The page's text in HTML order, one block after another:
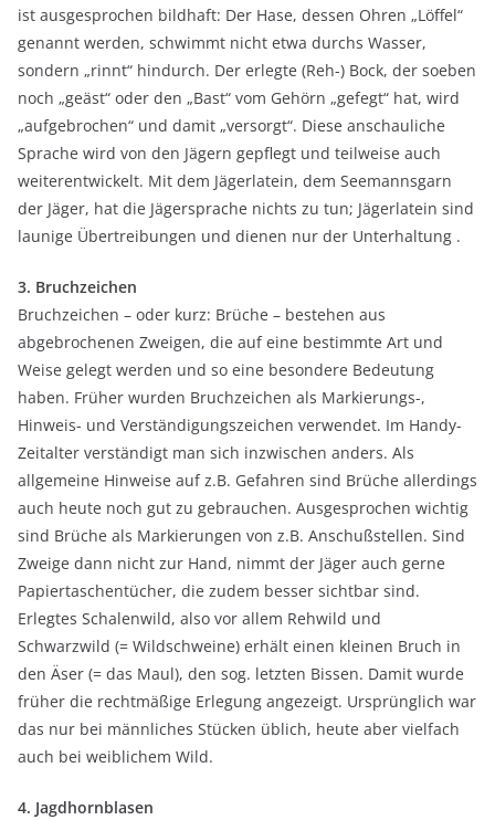
ist ausgesprochen bildhaft: Der Hase, dessen Ohren „Löffel“
genannt werden, schwimmt nicht etwa durchs Wasser,
sondern „rinnt“ hindurch. Der erlegte (Reh-) Bock, der soeben
noch „geäst“ oder den „Bast“ vom Gehörn „gefegt“ hat, wird
„aufgebrochen“ und damit „versorgt“. Diese anschauliche
Sprache wird von den Jägern gepflegt und teilweise auch
weiterentwickelt. Mit dem Jägerlatein, dem Seemannsgarn
der Jäger, hat die Jägersprache nichts zu tun; Jägerlatein sind
launige Übertreibungen und dienen nur der Unterhaltung .
3. Bruchzeichen
Bruchzeichen – oder kurz: Brüche – bestehen aus
abgebrochenen Zweigen, die auf eine bestimmte Art und
Weise gelegt werden und so eine besondere Bedeutung
haben. Früher wurden Bruchzeichen als Markierungs-,
Hinweis- und Verständigungszeichen verwendet. Im Handy-
Zeitalter verständigt man sich inzwischen anders. Als
allgemeine Hinweise auf z.B. Gefahren sind Brüche allerdings
auch heute noch gut zu gebrauchen. Ausgesprochen wichtig
sind Brüche als Markierungen von z.B. Anschußstellen. Sind
Zweige dann nicht zur Hand, nimmt der Jäger auch gerne
Papiertaschentücher, die zudem besser sichtbar sind.
Erlegtes Schalenwild, also vor allem Rehwild und
Schwarzwild (= Wildschweine) erhält einen kleinen Bruch in
den Äser (= das Maul), den sog. letzten Bissen. Damit wurde
früher die rechtmäßige Erlegung angezeigt. Ursprünglich war
das nur bei männliches Stücken üblich, heute aber vielfach
auch bei weiblichem Wild.
4. Jagdhornblasen